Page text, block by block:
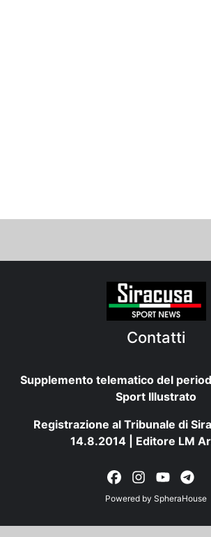
Contatti
Supplemento telematico del
Sport Illustrato
Registrazione al Tribunale di
14.8.2014 | Editore LM
Powered by SpheraHouse